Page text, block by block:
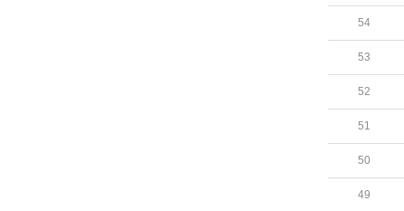
54
53
52
51
50
49